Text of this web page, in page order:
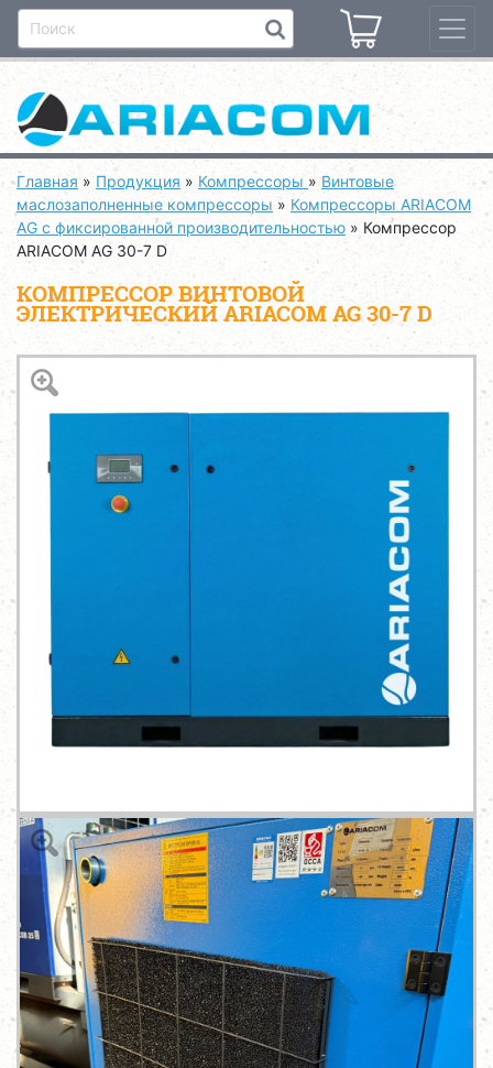
Главная » Продукция » Компрессоры » Винтовые
маслозаполненные компрессоры » Компрессоры ARIACOM
AG с фиксированной производительностью » Компрессор
ARIACOM AG 30-7 D
КОМПРЕССОР ВИНТОВОЙ
ЭЛЕКТРИЧЕСКИЙ ARIACOM AG 30-7 D